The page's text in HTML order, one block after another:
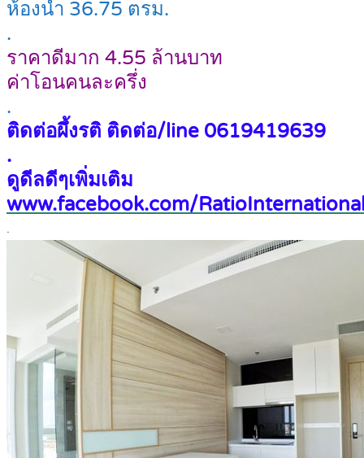
ห้องน้ำ 36.75 ตรม.
.
ราคาดีมาก 4.55 ล้านบาท
ค่าโอนคนละครึ่ง
.
ติดต่อผึ้งรติ ติดต่อ/line 0619419639
.
ดูดีลดีๆเพิ่มเติม
www.facebook.com/
.